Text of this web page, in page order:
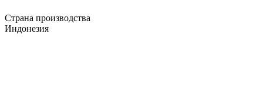
Страна производства
Индонезия